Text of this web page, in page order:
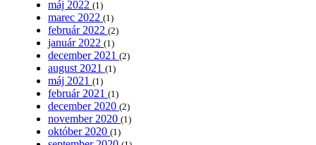
máj 2022 (1)
marec 2022 (1)
február 2022 (2)
január 2022 (1)
december 2021 (2)
august 2021 (1)
máj 2021 (1)
február 2021 (1)
december 2020 (2)
november 2020 (1)
október 2020 (1)